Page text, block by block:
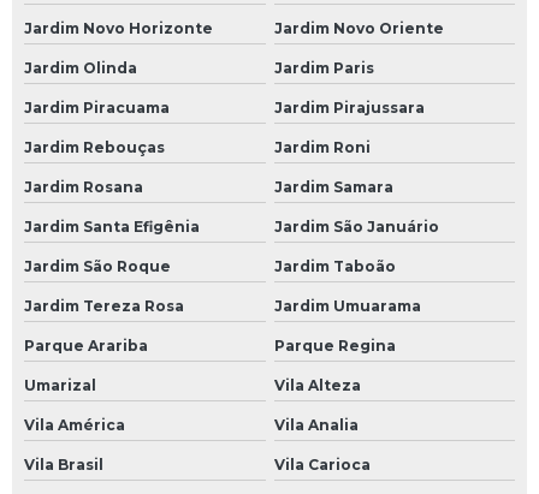
Mecânica de Autos
Mecânica de Carros
Mecânica de Motores
Mecânica em Geral
Mecânico Automotivo
Mecânico de Automóveis
Mecânico de Carros
Oficina Mecânica Automotiva
Oficinas Mecânicas
Oficina de Mecânica
Oficina Mecânica
Oficina Mecânica 24 Horas Automotiva
Jardim Novo Horizonte Jardim Novo Oriente
Jardim Olinda Jardim Paris
Jardim Piracuama Jardim Pirajussara
Jardim Rebouças Jardim Roni
Jardim Rosana Jardim Samara
Jardim Santa Efigênia Jardim São Januário
Jardim São Roque Jardim Taboão
Jardim Tereza Rosa Jardim Umuarama
Parque Arariba Parque Regina
Umarizal Vila Alteza
Vila América Vila Analia
Vila Brasil Vila Carioca